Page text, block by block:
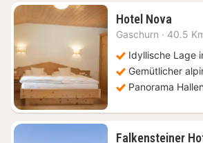
Hotel Nova1
Nacht
€
Gaschurn · 40.5
Idyllische Lage
Gemütlicher
Panorama
Falkensteiner